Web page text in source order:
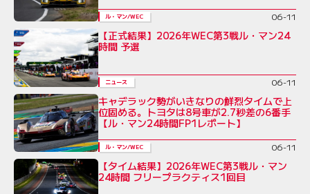
ル・マン/WEC 06-11
【正式結果】2026年WEC第3戦ル・マン24
時間 予選
ニュース 06-11
キャデラック勢がいきなりの鮮烈タイムで上
位固める。トヨタは8号車が2.7秒差の6番手
【ル・マン24時間FP1レポート】
ル・マン/WEC 06-11
【タイム結果】2026年WEC第3戦ル・マン
24時間 フリープラクティス1回目